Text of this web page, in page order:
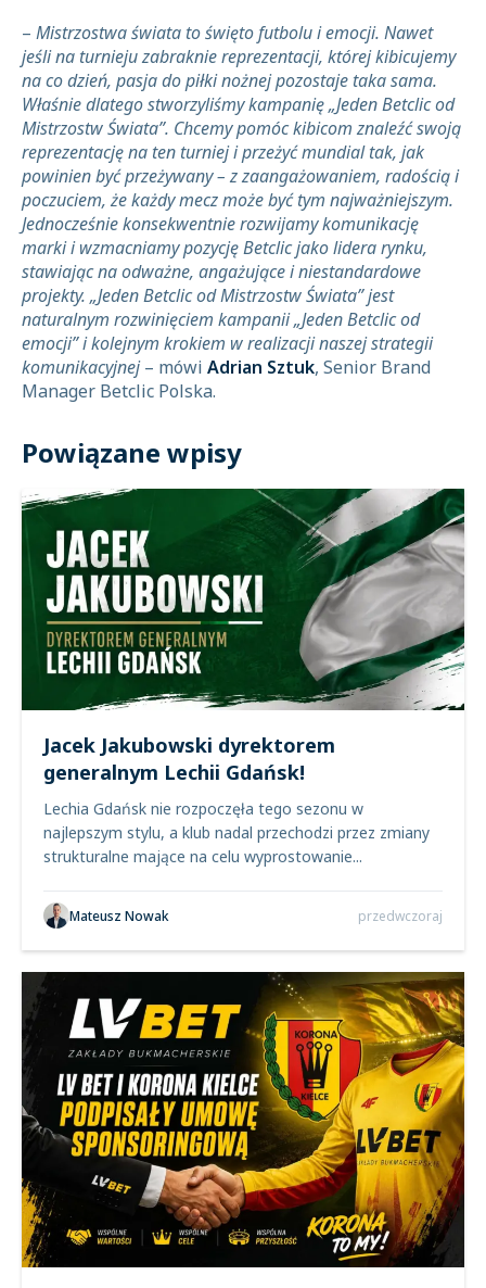
– Mistrzostwa świata to święto futbolu i emocji. Nawet
jeśli na turnieju zabraknie reprezentacji, której kibicujemy
na co dzień, pasja do piłki nożnej pozostaje taka sama.
Właśnie dlatego stworzyliśmy kampanię „Jeden Betclic od
Mistrzostw Świata”. Chcemy pomóc kibicom znaleźć swoją
reprezentację na ten turniej i przeżyć mundial tak, jak
powinien być przeżywany – z zaangażowaniem, radością i
poczuciem, że każdy mecz może być tym najważniejszym.
Jednocześnie konsekwentnie rozwijamy komunikację
marki i wzmacniamy pozycję Betclic jako lidera rynku,
stawiając na odważne, angażujące i niestandardowe
projekty. „Jeden Betclic od Mistrzostw Świata” jest
naturalnym rozwinięciem kampanii „Jeden Betclic od
emocji” i kolejnym krokiem w realizacji naszej strategii
komunikacyjnej– mówi Adrian Sztuk, Senior Brand
Manager Betclic Polska.
Powiązane wpisy
Jacek Jakubowski dyrektorem
generalnym Lechii Gdańsk!
Lechia Gdańsk nie rozpoczęła tego sezonu w
najlepszym stylu, a klub nadal przechodzi przez zmiany
strukturalne mające na celu wyprostowanie...
Mateusz Nowak przedwczoraj